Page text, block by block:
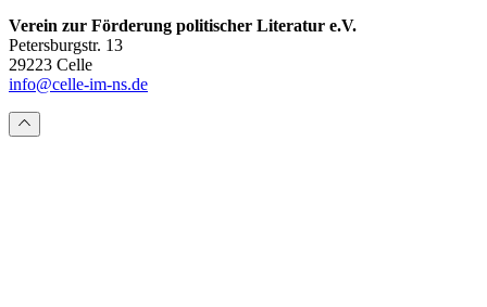
Verein zur Förderung politischer Literatur e.V.
Petersburgstr. 13
29223 Celle
info@celle-im-ns.de